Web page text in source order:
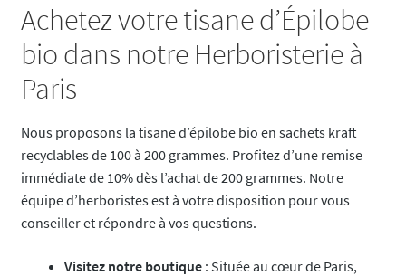
Achetez votre tisane d’Épilobe
bio dans notre Herboristerie à
Paris
Nous proposons la tisane d’épilobe bio en sachets kraft
recyclables de 100 à 200 grammes. Profitez d’une remise
immédiate de 10% dès l’achat de 200 grammes. Notre
équipe d’herboristes est à votre disposition pour vous
conseiller et répondre à vos questions.
Visitez notre boutique: Située au cœur de Paris,